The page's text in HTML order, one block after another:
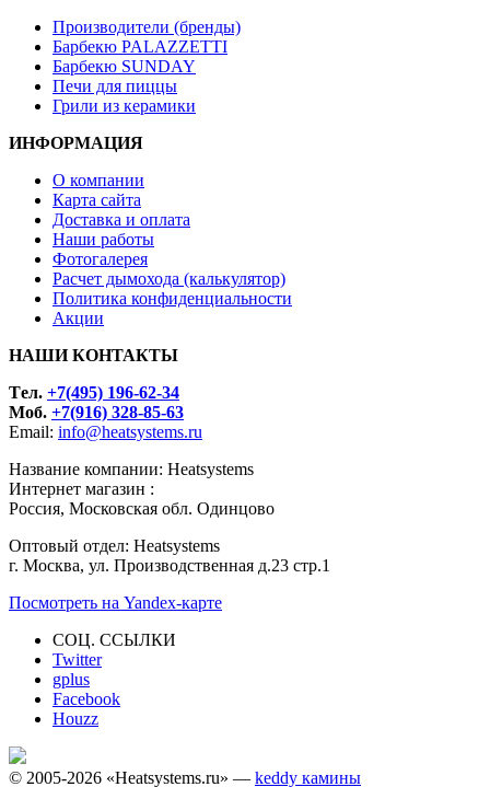
Производители (бренды)
Барбекю PALAZZETTI
Барбекю SUNDAY
Печи для пиццы
Грили из керамики
ИНФОРМАЦИЯ
О компании
Карта сайта
Доставка и оплата
Наши работы
Фотогалерея
Расчет дымохода (калькулятор)
Политика конфиденциальности
Акции
НАШИ КОНТАКТЫ
Tел. +7(495) 196-62-34
Моб. +7(916) 328-85-63
Email: info@heatsystems.ru
Название компании: Heatsystems
Интернет магазин :
Россия, Московская обл. Одинцово
Оптовый отдел: Heatsystems
г. Москва, ул. Производственная д.23 стр.1
Посмотреть на Yandex-карте
СОЦ. ССЫЛКИ
Twitter
gplus
Facebook
Houzz
© 2005-2026 «Heatsystems.ru» — keddy камины